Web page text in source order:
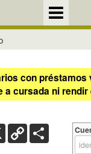
con préstamos
a cursada ni
X Copy
Link